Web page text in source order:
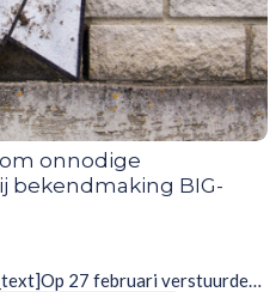
onnodige
bekendmaking BIG-
27 februari verstuurde…